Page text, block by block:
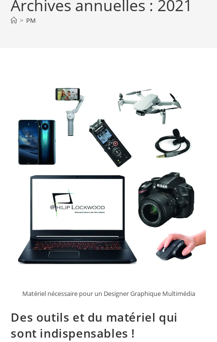
Archives annuelles : 2021
> PM
Matériel nécessaire pour un Designer Graphique Multimédia
Des outils et du matériel qui
sont indispensables !